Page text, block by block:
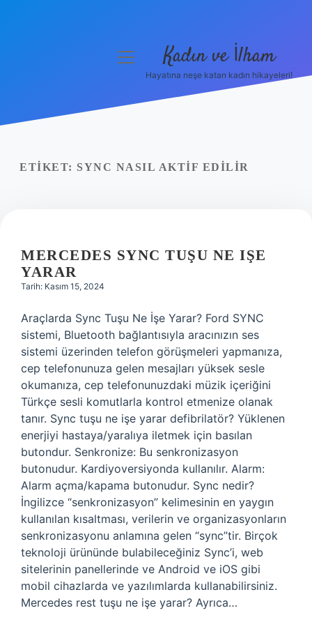
Yasal Uyarı
menüyü
Kadın ve İlham
Hayatına neşe katan kadın hikayeleri!
ETIKET: SYNC NASIL AKTIF EDILIR
MERCEDES SYNC TUŞU NE IŞE
YARAR
Tarih: Kasım 15, 2024
Araçlarda Sync Tuşu Ne İşe Yarar? Ford SYNC
sistemi, Bluetooth bağlantısıyla aracınızın ses
sistemi üzerinden telefon görüşmeleri yapmanıza,
cep telefonunuza gelen mesajları yüksek sesle
okumanıza, cep telefonunuzdaki müzik içeriğini
Türkçe sesli komutlarla kontrol etmenize olanak
tanır. Sync tuşu ne işe yarar defibrilatör? Yüklenen
enerjiyi hastaya/yaralıya iletmek için basılan
butondur. Senkronize: Bu senkronizasyon
butonudur. Kardiyoversiyonda kullanılır. Alarm:
Alarm açma/kapama butonudur. Sync nedir?
İngilizce “senkronizasyon” kelimesinin en yaygın
kullanılan kısaltması, verilerin ve organizasyonların
senkronizasyonu anlamına gelen “sync”tir. Birçok
teknoloji ürününde bulabileceğiniz Sync’i, web
sitelerinin panellerinde ve Android ve iOS gibi
mobil cihazlarda ve yazılımlarda kullanabilirsiniz.
Mercedes rest tuşu ne işe yarar? Ayrıca…